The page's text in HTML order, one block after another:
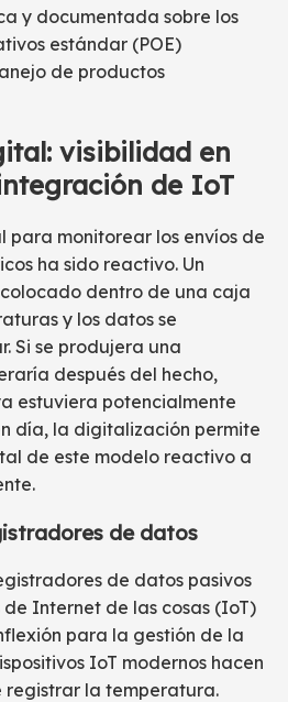
y documentada sobre los
estándar (POE)
de productos
visibilidad en
de IoT
para monitorear los envíos de
ha sido reactivo. Un
dentro de una caja
y los datos se
Si se produjera una
después del hecho,
estuviera potencialmente
día, la digitalización permite
de este modelo reactivo a
de datos
de datos pasivos
de Internet de las cosas (IoT)
para la gestión de la
IoT modernos hacen
registrar la temperatura.